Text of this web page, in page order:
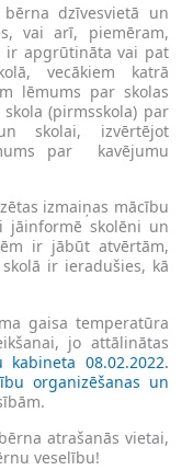
dzīvesvietā un
vai arī, piemēram,
ir apgrūtināta vai pat
vecākiem katrā
lēmums par skolas
(pirmsskola) par
skolai, izvērtējot
par kavējumu
izmaiņas mācību
jāinformē skolēni un
ir jābūt atvērtām,
ir ieradušies, kā
gaisa temperatūra
jo attālinātas
kabineta 08.02.2022.
organizēšanas un
atrašanās vietai,
veselību!